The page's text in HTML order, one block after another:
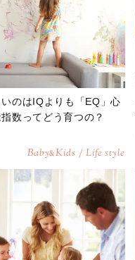
のはIQよりも「EQ」心
数ってどう育つの？
Baby&Kids / Life style